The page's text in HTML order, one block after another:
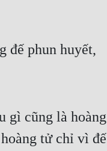
đế phun huyết,
gì cũng là hoàng
tử chỉ vì đế